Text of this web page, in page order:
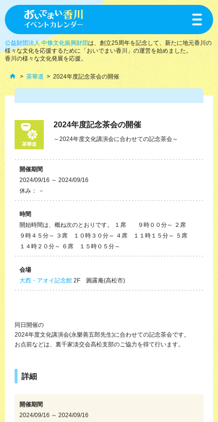
toggle
公益財団法人 中條文化振興財団は、創立25周年を記念して、新たに地元香川の
様々な文化を応援するために「おいでまい香川」の運営を始めました。
香川の様々な文化発展を応援。
茶華道 2024年度記念茶会の開催
茶華道
2024年度記念茶会の開催
～2024年度文化講演会に合わせての記念茶会～
開催期間
2024/09/16 ～ 2024/09/16
休み： －
時間
開始時間は、概ね次のとおりです。 １席 ９時００分～ ２席
９時４５分～ ３席 １０時３０分～ ４席 １１時１５分～ ５席
１４時２０分～ ６席 １５時０５分～
会場
大西・アオイ記念館 2F 圓露庵(高松市)
同日開催の
2024年度文化講演会(永樂善五郎先生)に合わせての記念茶会です。
お点前などは、裏千家淡交会高松支部のご協力を得て行います。
詳細
開催期間
2024/09/16 ～ 2024/09/16